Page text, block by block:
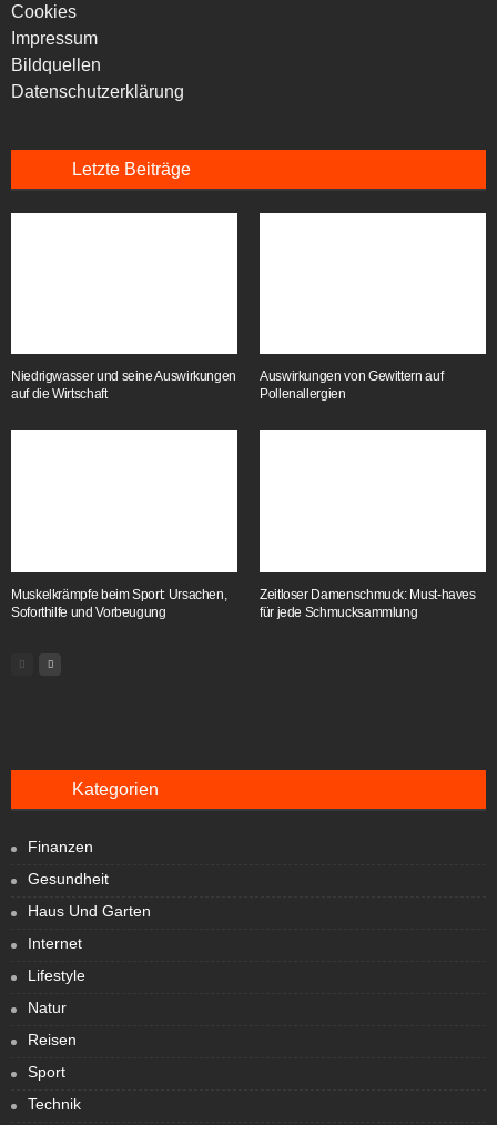
Cookies
Impressum
Bildquellen
Datenschutzerklärung
Letzte Beiträge
Niedrigwasser und seine Auswirkungen
auf die Wirtschaft
Auswirkungen von Gewittern auf
Pollenallergien
Muskelkrämpfe beim Sport: Ursachen,
Soforthilfe und Vorbeugung
Zeitloser Damenschmuck: Must-haves
für jede Schmucksammlung
Kategorien
Finanzen
Gesundheit
Haus Und Garten
Internet
Lifestyle
Natur
Reisen
Sport
Technik